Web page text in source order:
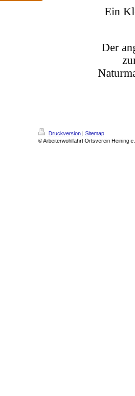
Ein
Der
Druckversion | Sitemap
© Arbeiterwohlfahrt Ortsverein Heining